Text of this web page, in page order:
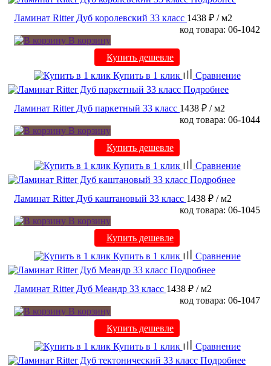
Ламинат Ritter Дуб королевский 33 класс 1438 ₽ / м2
код товара: 06-1042
В корзину
Купить дешевле
Купить в 1 клик
Сравнение
Подробнее
Ламинат Ritter Дуб паркетный 33 класс 1438 ₽ / м2
код товара: 06-1044
В корзину
Купить дешевле
Купить в 1 клик
Сравнение
Подробнее
Ламинат Ritter Дуб каштановый 33 класс 1438 ₽ / м2
код товара: 06-1045
В корзину
Купить дешевле
Купить в 1 клик
Сравнение
Подробнее
Ламинат Ritter Дуб Меандр 33 класс 1438 ₽ / м2
код товара: 06-1047
В корзину
Купить дешевле
Купить в 1 клик
Сравнение
Подробнее